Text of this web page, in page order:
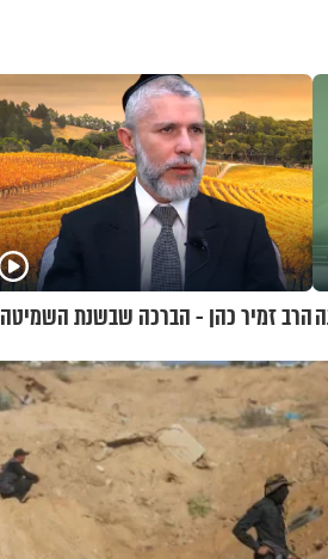
הרב זמיר כהן - הברכה שבשנת השמיטה